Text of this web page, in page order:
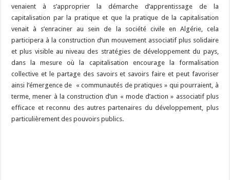
venaient à s’approprier la démarche d’apprentissage de la
capitalisation par la pratique et que la pratique de la capitalisation
venait à s’enraciner au sein de la société civile en Algérie, cela
participera à la construction d’un mouvement associatif plus solidaire
et plus visible au niveau des stratégies de développement du pays,
dans la mesure où la capitalisation encourage la formalisation
collective et le partage des savoirs et savoirs faire et peut favoriser
ainsi l’émergence de « communautés de pratiques » qui pourraient, à
terme, mener à la construction d’un « mode d’action » associatif plus
efficace et reconnu des autres partenaires du développement, plus
particulièrement des pouvoirs publics.